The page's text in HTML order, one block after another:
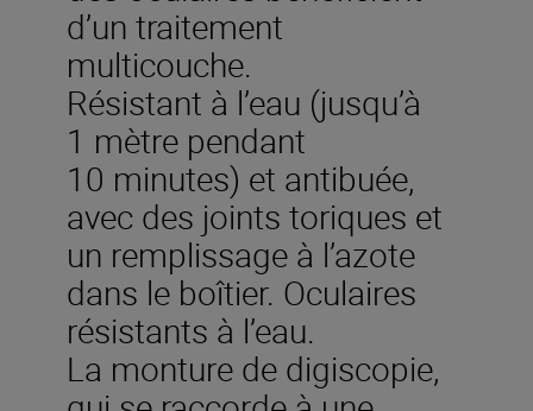
d’un traitement
multicouche.
Résistant à l’eau (jusqu’à
1 mètre pendant
10 minutes) et antibuée,
avec des joints toriques et
un remplissage à l’azote
dans le boîtier. Oculaires
résistants à l’eau.
La monture de digiscopie,